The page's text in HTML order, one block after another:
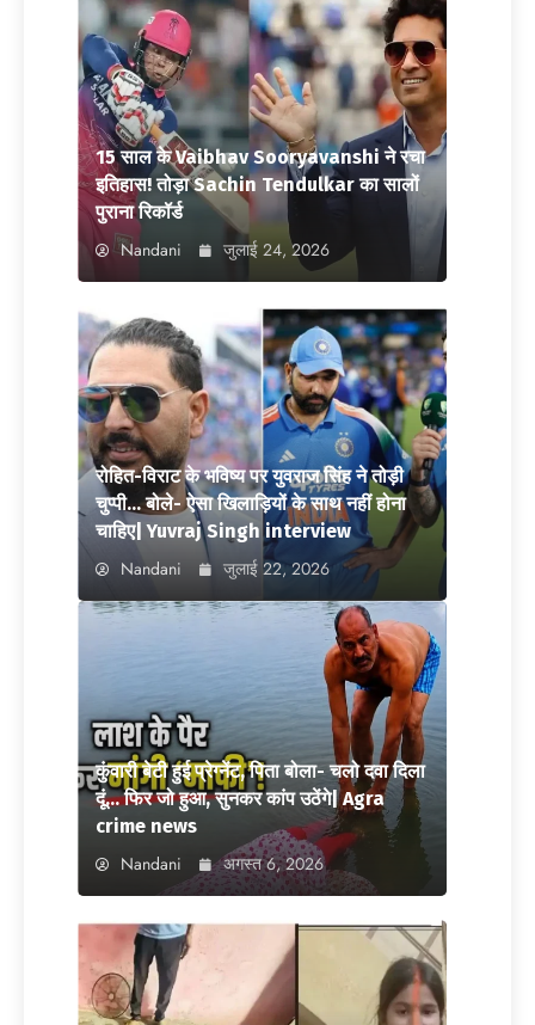
15 साल के Vaibhav Sooryavanshi ने रचा
इतिहास! तोड़ा Sachin Tendulkar का सालों
पुराना रिकॉर्ड
Nandani जुलाई 24, 2026
रोहित-विराट के भविष्य पर युवराज सिंह ने तोड़ी
चुप्पी… बोले- ऐसा खिलाड़ियों के साथ नहीं होना
चाहिए| Yuvraj Singh interview
Nandani जुलाई 22, 2026
कुंवारी बेटी हुई प्रेग्नेंट, पिता बोला- चलो दवा दिला
दूं… फिर जो हुआ, सुनकर कांप उठेंगे| Agra
crime news
Nandani अगस्त 6, 2026